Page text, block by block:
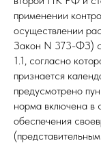
применении
осуществлении
Закон N 373-ФЗ)
1.1, согласно
признается
предусмотрено
норма включена
обеспечения